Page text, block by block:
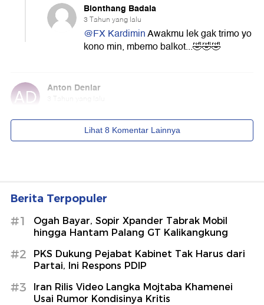
Berita Terpopuler
#1
Ogah Bayar, Sopir Xpander Tabrak Mobil
hingga Hantam Palang GT Kalikangkung
#2
PKS Dukung Pejabat Kabinet Tak Harus dari
Partai, Ini Respons PDIP
#3
Iran Rilis Video Langka Mojtaba Khamenei
Usai Rumor Kondisinya Kritis